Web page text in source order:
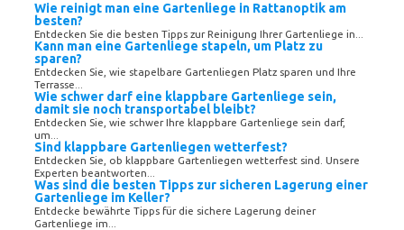
Wie reinigt man eine Gartenliege in Rattanoptik am
besten?
Entdecken Sie die besten Tipps zur Reinigung Ihrer Gartenliege in...
Kann man eine Gartenliege stapeln, um Platz zu
sparen?
Entdecken Sie, wie stapelbare Gartenliegen Platz sparen und Ihre
Terrasse...
Wie schwer darf eine klappbare Gartenliege sein,
damit sie noch transportabel bleibt?
Entdecken Sie, wie schwer Ihre klappbare Gartenliege sein darf,
um...
Sind klappbare Gartenliegen wetterfest?
Entdecken Sie, ob klappbare Gartenliegen wetterfest sind. Unsere
Experten beantworten...
Was sind die besten Tipps zur sicheren Lagerung einer
Gartenliege im Keller?
Entdecke bewährte Tipps für die sichere Lagerung deiner
Gartenliege im...